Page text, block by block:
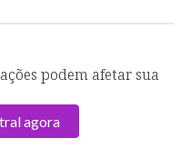
podem afetar sua
agora